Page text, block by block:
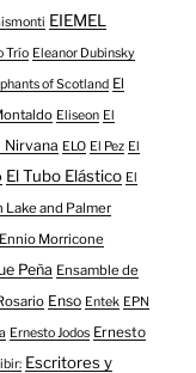
EIEMEL
Trío Eleanor Dubinsky
of Scotland El
Eliseon El
Nirvana ELO El Pez El
El Tubo Elástico El
Lake and Palmer
Ennio Morricone
Peña Ensamble de
Enso Entek EPN
Ernesto Jodos Ernesto
Escritores y